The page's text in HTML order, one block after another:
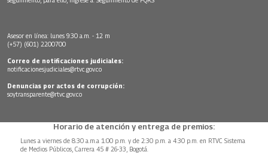
Asesor en línea: lunes 9:30 a.m. - 12 m
(+57) (601) 2200700
Correo de notificaciones judiciales:
notificacionesjudiciales@rtvc.gov.co
Denuncias por actos de corrupción:
soytransparente@rtvc.gov.co
Horario de atención y entrega de premios:
Lunes a viernes de 8:30 a.m.a 1:00 p.m. y de 2:30 p.m. a 4:30 p.m. en RTVC Sistema
de Medios Públicos, Carrera 45 # 26-33, Bogotá.